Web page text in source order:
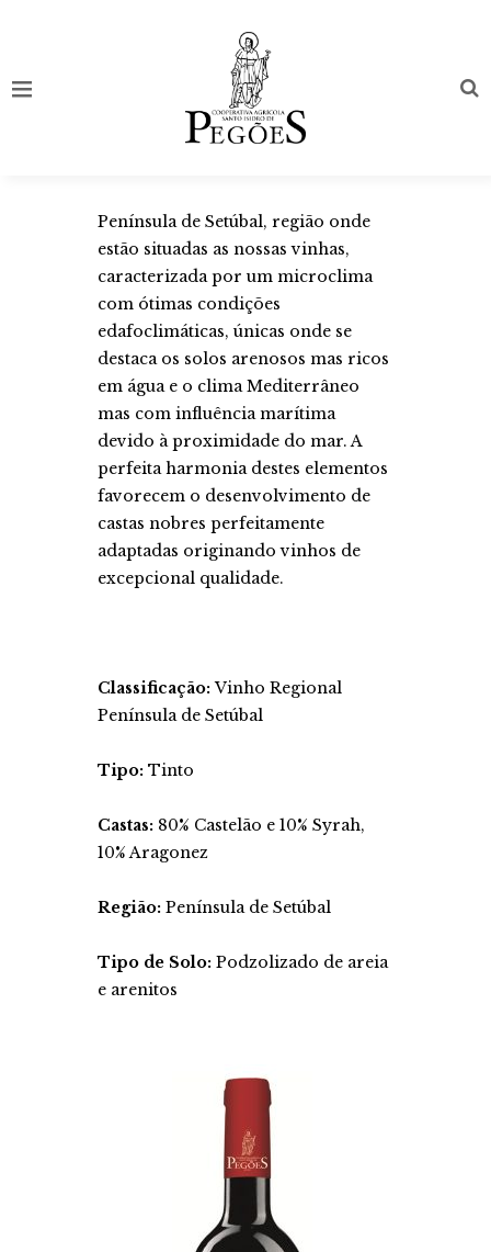
Península de Setúbal, região onde
estão situadas as nossas vinhas,
caracterizada por um microclima
com ótimas condições
edafoclimáticas, únicas onde se
destaca os solos arenosos mas ricos
em água e o clima Mediterrâneo
mas com influência marítima
devido à proximidade do mar. A
perfeita harmonia destes elementos
favorecem o desenvolvimento de
castas nobres perfeitamente
adaptadas originando vinhos de
excepcional qualidade.
Classificação:Vinho Regional
Península de Setúbal
Tipo: Tinto
Castas: 80% Castelão e 10% Syrah,
10% Aragonez
Região: Península de Setúbal
Tipo de Solo: Podzolizado de areia
e arenitos